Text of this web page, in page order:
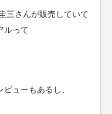
三さんが販売していて
ルって
ューもあるし、